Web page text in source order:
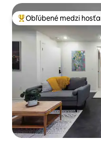
Najobľúbenejšie medzi
Obľúbené medzi